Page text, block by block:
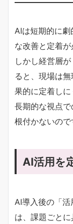
AIは短期的に
な改善と定着が
しかし経営層
ると、現場は
果的に定着しに
長期的な視点
根付かないので
AI活用を
AI導入後の「
は、課題ごと